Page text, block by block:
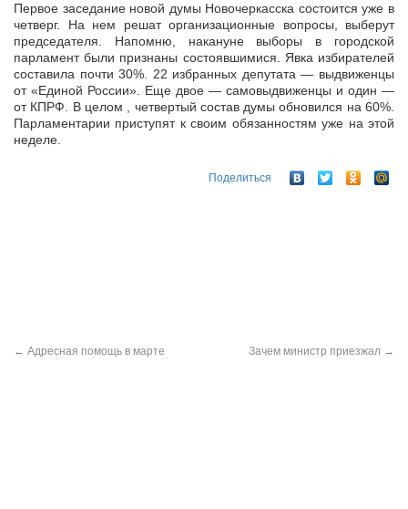
Первое заседание новой думы Новочеркасска состоится уже в
четверг. На нем решат организационные вопросы, выберут
председателя. Напомню, накануне выборы в городской
парламент были признаны состоявшимися. Явка избирателей
составила почти 30%. 22 избранных депутата — выдвиженцы
от «Единой России». Еще двое — самовыдвиженцы и один —
от КПРФ. В целом , четвертый состав думы обновился на 60%.
Парламентарии приступят к своим обязанностям уже на этой
неделе.
Поделиться
← Адресная помощь в марте Зачем министр приезжал →